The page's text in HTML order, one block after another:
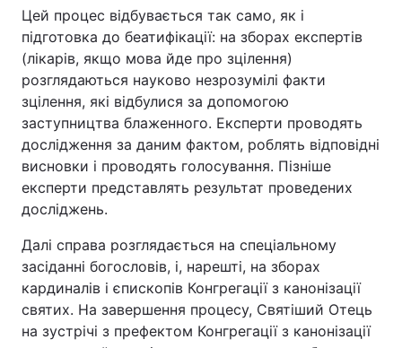
Головна Війна
Україна Політика
Спорт Наука
Техно і зв'язок Лайт
Зброя Інциденти
Цей процес відбувається так само, як і
підготовка до беатифікації: на зборах експертів
(лікарів, якщо мова йде про зцілення)
розглядаються науково незрозумілі факти
зцілення, які відбулися за допомогою
заступництва блаженного. Експерти проводять
дослідження за даним фактом, роблять відповідні
висновки і проводять голосування. Пізніше
експерти представлять результат проведених
досліджень.
Далі справа розглядається на спеціальному
засіданні богословів, і, нарешті, на зборах
кардиналів і єпископів Конгрегації з канонізації
святих. На завершення процесу, Святіший Отець
на зустрічі з префектом Конгрегації з канонізації